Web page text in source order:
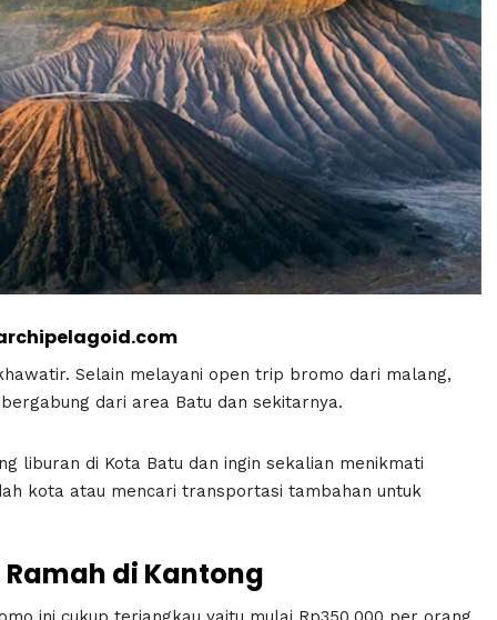
Selain melayani open trip bromo dari malang,
dari area Batu dan sekitarnya.
liburan di Kota Batu dan ingin sekalian menikmati
kota atau mencari transportasi tambahan untuk
di Kantong